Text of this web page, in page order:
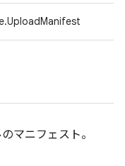
マニフェスト。